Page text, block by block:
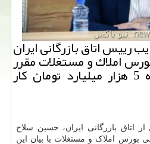
رییس اتاق بازرگانی ایران
املاك و مستغلات مقرر
است با سرمایه اولیه 5 هزار میلیارد تومان كار
اتاق بازرگانی ایران، حسین سلاح
املاک و مستغلات با بیان این